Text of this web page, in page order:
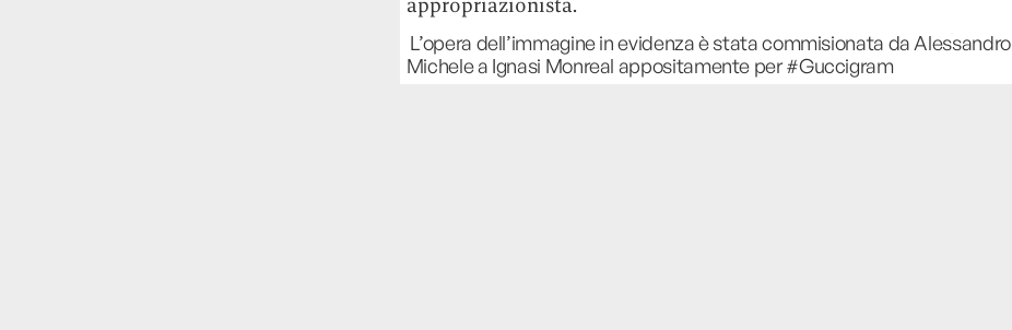
appropriazionista.
L’opera dell’immagine in evidenza è stata commisionata da Alessandro
Michele a Ignasi Monreal appositamente per #Guccigram